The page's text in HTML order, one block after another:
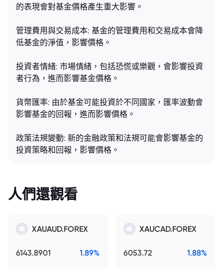
的表現會對基金價格產生重大影響。
管理費用與交易成本: 基金的管理費用和交易成本會降
低基金的淨值，影響價格。
投資者情緒: 市場情緒，包括恐慌或樂觀，會影響投資
者行為，進而影響基金價格。
貨幣匯率: 由於基金可能投資於不同國家，匯率波動會
影響基金的回報，進而影響價格。
政策法規變動: 新的金融政策和法規可能會影響基金的
投資策略和回報，影響價格。
人們還觀看
XAUAUD.FOREX
6143.8901 1.89%
XAUCAD.FOREX
6053.72 1.88%